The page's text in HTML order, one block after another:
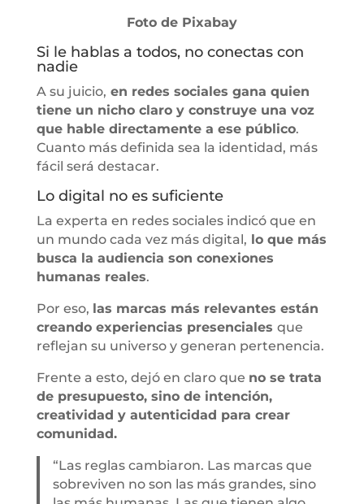
Foto de Pixabay
⁠Si le hablas a todos, no conectas con
nadie
A su juicio, en redes sociales gana quien
tiene un nicho claro y construye una voz
que hable directamente a ese público.
Cuanto más definida sea la identidad, más
fácil será destacar.
Lo digital no es suficiente
La experta en redes sociales indicó que en
un mundo cada vez más digital, lo que más
busca la audiencia son conexiones
humanas reales.
Por eso, las marcas más relevantes están
creando experiencias presenciales que
reflejan su universo y generan pertenencia.
Frente a esto, dejó en claro que no se trata
de presupuesto, sino de intención,
creatividad y autenticidad para crear
comunidad.
“Las reglas cambiaron. Las marcas que
sobreviven no son las más grandes, sino